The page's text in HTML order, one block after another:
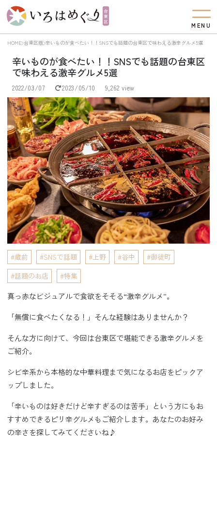
M EN U
HOME 台東区版 辛いものが食べたい！！SNSでも話題の台東区で味わえる激辛グルメ5選
辛いものが食べたい！！SNSでも話題の台東区
で味わえる激辛グルメ5選
2022/03/07 2023/05/10 9,262 view
蔵前 SNSで話題 上野 谷中
御徒町
話題のお店
特集
真っ赤なビジュアルで食欲をそそる“激辛グルメ”。
「無償に食べたくなる！」そんな経験はありませんか？
そんな方に向けて、今回は台東区で堪能できる激辛グルメを
ご紹介。
シビ辛系から本格的な中華料理まで気になるお店をピックア
ップしました。
「辛いものは好きだけど辛すぎるのは苦手」という方にもお
すすめできるピリ辛グルメもご紹介します。あなたのお好み
の辛さを探してみてくださいね♪